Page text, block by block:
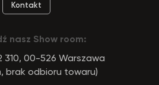
nasz Show room:
310, 00-526 Warszawa
brak odbioru towaru)
Kontakt